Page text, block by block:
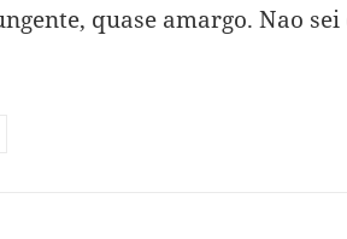
quase amargo. Nao